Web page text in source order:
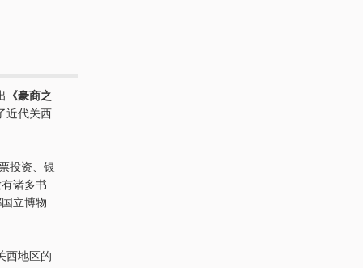
《豪商之
近代关西
投资、银
诸多书
立博物
西地区的